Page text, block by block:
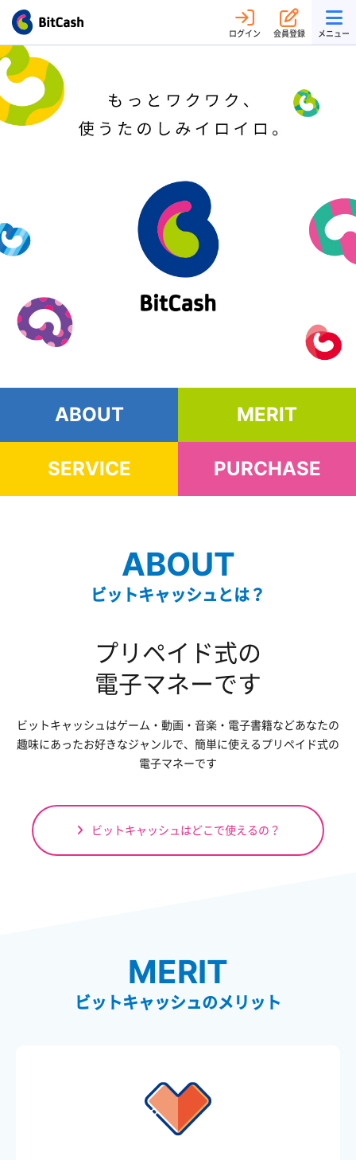
ログイン 会員登録 メニュー
ABOUT MERIT
SERVICE PURCHASE
ABOUT
ビットキャッシュとは？
プリペイド式の
電子マネーです
ビットキャッシュはゲーム・動画・音楽・電子書籍などあなたの
趣味にあったお好きなジャンルで、 簡単に使えるプリペイド式の
電子マネーです
ビットキャッシュはどこで使えるの？
MERIT
ビットキャッシュのメリット